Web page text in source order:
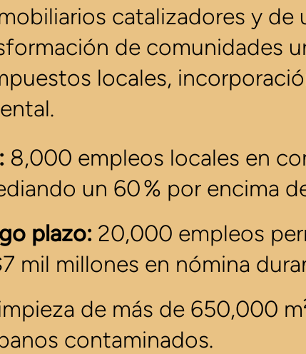
catalizadores y
de comunidades
locales,
8,000 empleos locales en
un 60 % por encima
plazo: 20,000 empleos
mil millones en nómina
de más de 650,000
contaminados.